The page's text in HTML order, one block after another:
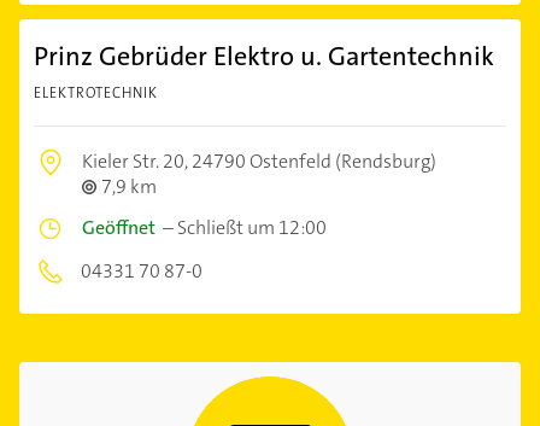
Prinz Gebrüder Elektro u. Gartentechnik
ELEKTROTECHNIK
Kieler Str. 20,24790 Ostenfeld (Rendsburg)
7,9 km
Geöffnet –Schließt um 12:00
04331 70 87-0